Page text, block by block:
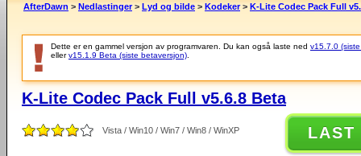
AfterDawn > Nedlastinger > Lyd og bilde > Kodeker > K-Lite Codec Pack Full
Dette er en gammel versjon av programvaren. Du kan også laste ned v15.7.0
ellerv15.1.9 Beta (siste betaversjon)
K-Lite Codec Pack Full v5.6.8 Beta
Vista / Win10 / Win7 / Win8 / WinXP LAST